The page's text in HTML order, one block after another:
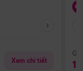
Xem chi tiết